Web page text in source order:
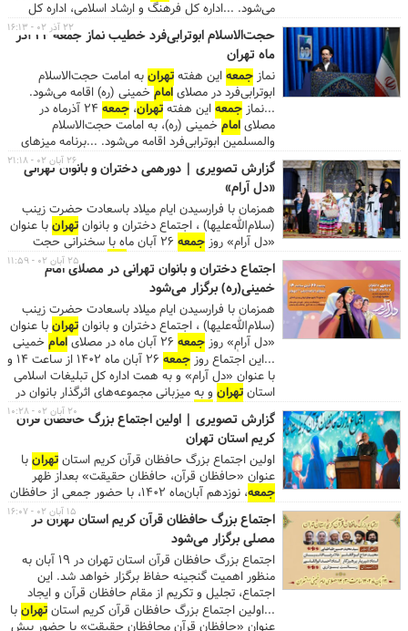
می‌شود. ...اداره کل فرهنگ و ارشاد اسلامی، اداره کل
میراث فرهنگی، صنایع دستی و گردشگری و اداره کل
کانون پرورش فکری کودک و نوجوان استانتهرانو اداره
کل آموزش و پرورش شهر
ارتباطات مردمی قوه قضائیه، کمیته امدادامام
خمینی(رحمةالله‌علیه)، سازمان شهرداریتهرانو اداره
پست شهرتهران در میزهای خدمت نماز جمعه تهران
پاسخگوی مراجعین هستند. ...
حجت‌الاسلام ابوترابی‌فرد خطیب نماز جمعه ۲۴ آذر
ماه تهران
نمازجمعهاین هفتهتهرانبه امامت حجت‌الاسلام
ابوترابی‌فرد در مصلایامامخمینی (ره) اقامه می‌شود.
...نمازجمعهاین هفتهتهران، جمعه
۲۴ آذرماه در
مصلایامامخمینی (ره)، به امامت حجت‌الاسلام‌
والمسلمین ابوترابی‌فرد اقامه می‌شود. ...برنامه میزهای
خدمت در تاریخ ۲۴ آذر ۱۴۰۲ به شرح زیر است: قوه
قضائیه، شهرداری تهران، کمیته امدادامامخمینی(ره)،
اداره پست استان
تهران، شرکت توزیع نیروی برق استانتهران، شرکت گاز
استانتهرانو شرکت مخابرات منطقهتهران...
۲۲ آذر ۰۲ - ۱۶:۱۳
گزارش تصویری | دورهمی دختران و بانوان تهرانی
«دل آرام»
همزمان با فرارسیدن ایام میلاد باسعادت حضرت زینب
(سلام‌الله‌علیها) ، اجتماع دختران و بانوانتهرانبا عنوان
«دل آرام» روزجمعه
۲۶ آبان ماه با سخنرانی حجت
الاسلام شهاب مرادی در مصلای
خمینی (ره) برگزار
شد و در این مراسم از سرود جدید «مثلاً جنگ نیست» با
اجرای عبدالرضا هلالی رونمایی شد.
۲۶ آبان ۰۲ - ۲۱:۱۸
اجتماع دختران و بانوان تهرانی در مصلای امام
خمینی(ره) برگزار می‌شود
همزمان با فرارسیدن ایام میلاد باسعادت حضرت زینب
(سلام‌الله‌علیها) ، اجتماع دختران و بانوانتهرانبا عنوان
«دل آرام» روزجمعه امامخمینی
(رحمةالله‌علیه) برگزار می‌شود.
...این اجتماع روزجمعه
۲۶ آبان ماه ۱۴۰۲ از ساعت ۱۴ و
با عنوان «دل آرام» و به همت اداره کل تبلیغات اسلامی
استانتهران و به میزبانی مجموعه‌های اثرگذار بانوان در
مصلای بزرگ
خمینی(ره) برگزار می‌شود. ...شایسته
ذکر است با توجه به قرارگیری ۲ ایستگاه مترو مصلای
امامخمینی(ره) و شهید بهشتی در خطوط یک و سه
مترویتهران، در ضلع شمال و جنوب مصلی، بهترین راه
برای دسترسی به مصلایامامخمینی(ره) استفاده از مترو
می‌باشد. ...
۲۵ آبان ۰۲ - ۱۱:۵۹
گزارش تصویری | اولین اجتماع بزرگ حافظان قرآن
کریم استان تهران
اولین اجتماع بزرگ حافظان قرآن کریم استانتهرانبا
عنوان «حافظان قرآن، حافظان حقیقت» بعداز ظهر
جمعه
، نوزدهم آبان‌ماه 1402، با حضور جمعی از حافظان
قرآن کریم یک جزء تا حفظ کل و با سخنرانی سرلشگر
حسین سلامی فرمانده کل سپاه پاسداران انقلاب اسلامی
و جمعی از اساتید قرآنی در مصلای
شد.
۲۰ آبان ۰۲ - ۱۰:۲۸
اجتماع بزرگ حافظان قرآن کریم استان تهران در
مصلی برگزار می‌شود
اجتماع بزرگ حافظان قرآن استان تهران در ۱۹ آبان‌ به
منظور اهمیت گنجینه حفاظ برگزار خواهد شد. این
اجتماع، تجلیل و تکریم از مقام حافظان قرآن و ایجاد
اشتیاق در اقشار علاقه‌مند به عرصه حفظ قرآن در مصلای
امام خمینی(ره) تشکیل می‌شود.
...اولین اجتماع بزرگ حافظان قرآن کریم استانتهرانبا
۱۵ آبان ۰۲ - ۱۶:۰۷